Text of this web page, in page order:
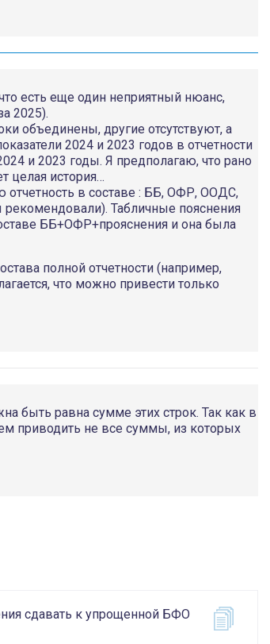
есть еще один неприятный нюанс,
2025).
объединены, другие отсутствуют, а
2024 и 2023 годов в отчетности
и 2023 годы. Я предполагаю, что рано
целая история…
отчетность в составе : ББ, ОФР, ООДС,
Табличные пояснения
ББ+ОФР+прояснения и она была
полной отчетности (например,
что можно привести только
быть равна сумме этих строк. Так как в
приводить не все суммы, из которых
сдавать к упрощенной БФО